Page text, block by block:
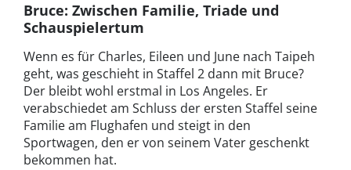
Bruce: Zwischen Familie, Triade und
Schauspielertum
Wenn es für Charles, Eileen und June nach Taipeh
geht, was geschieht in Staffel 2 dann mit Bruce?
Der bleibt wohl erstmal in Los Angeles. Er
verabschiedet am Schluss der ersten Staffel seine
Familie am Flughafen und steigt in den
Sportwagen, den er von seinem Vater geschenkt
bekommen hat.